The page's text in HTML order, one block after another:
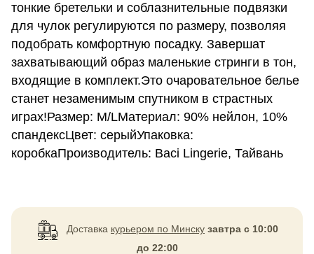
тонкие бретельки и соблазнительные подвязки
для чулок регулируются по размеру, позволяя
подобрать комфортную посадку. Завершат
захватывающий образ маленькие стринги в тон,
входящие в комплект.Это очаровательное белье
станет незаменимым спутником в страстных
играх!Размер: M/LМатериал: 90% нейлон, 10%
спандексЦвет: серыйУпаковка:
коробкаПроизводитель: Baci Lingerie, Тайвань
Доставка курьером по Минску завтра с 10:00
до 22:00